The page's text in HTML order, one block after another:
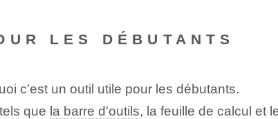
LES DÉBUTANTS
c'est un outil utile pour les débutants.
que la barre d'outils, la feuille de calcul et